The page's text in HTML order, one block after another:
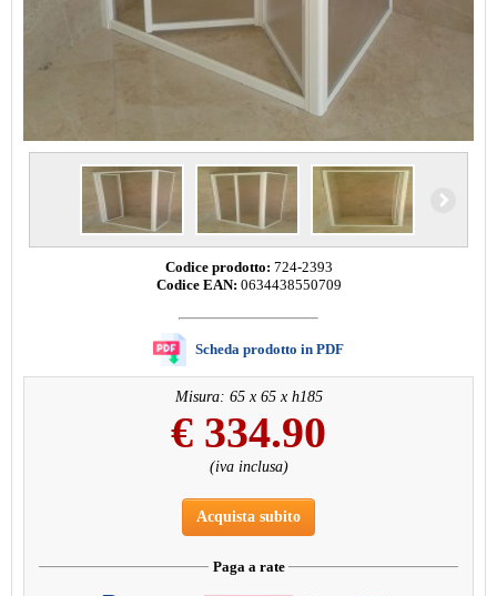
Codice prodotto: 724-2393
Codice EAN: 0634438550709
Scheda prodotto in PDF
Misura: 65 x 65 x h185
€ 334.90
(iva inclusa)
Acquista subito
Paga a rate